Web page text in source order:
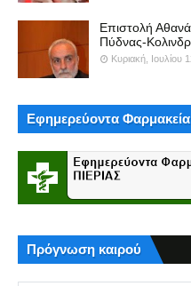
Επιστολή
Πύδνας-
Κυριακή, Ιουλίου
Εφημερεύοντα
Πρόγνωση καιρού